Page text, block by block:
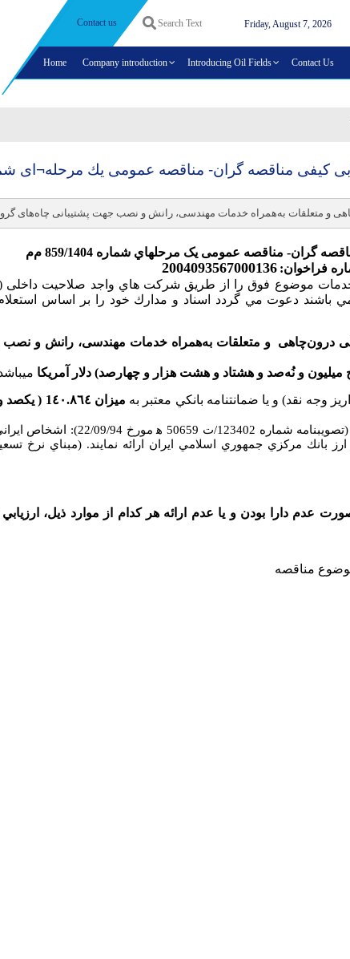
Contact us Friday, August 7, 2026
Home Company introduction Introducing Oil Fields Contact Us
و متعلقات به‌همراه خدمات مهندسی، رانش و نصب جهت پشتیبانی چاه‌های گروه
گران- مناقصه عمومی یک مرحله­اي شماره 859/1404 م‌م
فراخوان: 2004093567000136
موضوع فوق را از طريق شركت هاي واجد صلاحيت داخلی
باشند دعوت مي گردد اسناد و مدارك خود را بر اساس استعلام
درون‌چاهی
و متعلقات به‌همراه خدمات مهندسی، رانش و نصب
وجه نقد) و يا ضمانتنامه بانكي معتبر به
میزان
* مطابق تبصره ذيل ماده 9 آئين­نامه تضامين معاملات
بانك مركزي جمهوري اسلامي ايران ارائه نمايند. (مبناي نرخ
عدم دارا بودن و يا عدم ارائه هر كدام از موارد ذيل،
مناقصه